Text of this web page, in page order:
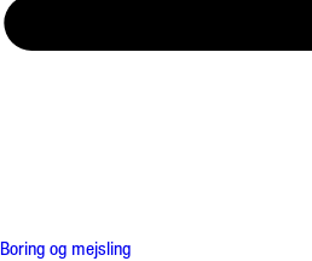
Boring og mejsling